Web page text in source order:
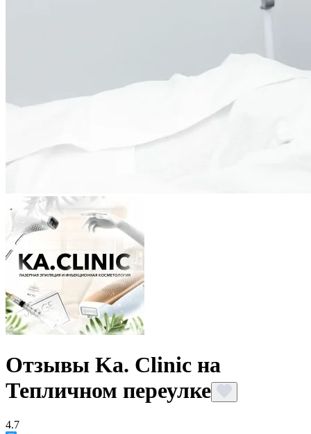
Отзывы Ka. Clinic на
Тепличном переулке
4.7